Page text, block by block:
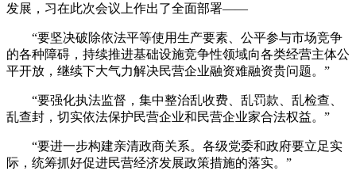
发展，习在此次会议上作出了全面部署——
“要坚决破除依法平等使用生产要素、公平参与市场竞争
的各种障碍，持续推进基础设施竞争性领域向各类经营主体公
平开放，继续下大气力解决民营企业融资难融资贵问题。”
“要强化执法监督，集中整治乱收费、乱罚款、乱检查、
乱查封，切实依法保护民营企业和民营企业家合法权益。”
“要进一步构建亲清政商关系。各级党委和政府要立足实
际，统筹抓好促进民营经济发展政策措施的落实。”